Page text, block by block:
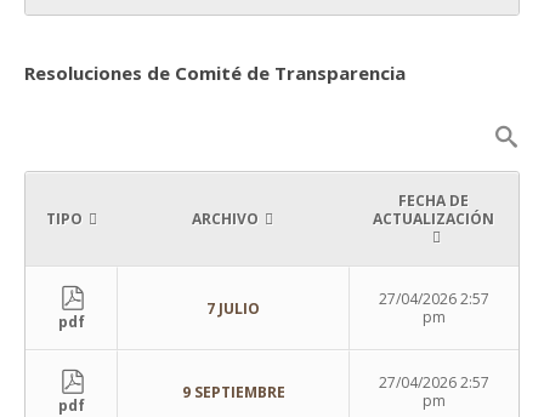
Resoluciones de Comité de Transparencia
TIPO ARCHIVO
FECHA DE
ACTUALIZACIÓN
pdf
7 JULIO
27/04/2026 2:57
pm
pdf
9 SEPTIEMBRE
27/04/2026 2:57
pm